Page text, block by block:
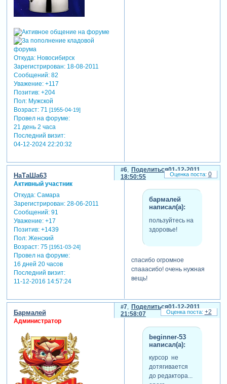
Откуда:Новосибирск
Зарегистрирован: 18-08-2011
Сообщений:82
Уважение: +117
Позитив: +204
Пол:Мужской
Возраст:71 [1955-04-19]
Провел на форуме:
21 день 2 часа
Последний визит:
04-12-2024 22:20:32
Поделиться
6
01-12-2011
18:50:55
НаТаШа63
Активный участник
Откуда:Самара
Зарегистрирован: 28-06-2011
Сообщений:91
Уважение: +17
Позитив: +1439
Пол:Женский
Возраст:75 [1951-03-24]
Провел на форуме:
16 дней 20 часов
Последний визит:
11-12-2016 14:57:24
бармалей
написал(а):
пользуйтесь на
здоровье!
спасибо огромное
спааасибо! очень нужная
вещь!
0
Поделиться
7
01-12-2011
21:58:07
Бармалей
Администратор
beginner-53
написал(а):
курсор не
дотягивается
до редактора...
+2